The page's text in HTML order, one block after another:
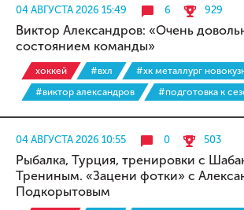
04 АВГУСТА 2026 15:49 6 929
Виктор Александров: «Очень
состоянием команды»
хоккей #вхл
#хк металлург
#виктор александров
#подготовка к
04 АВГУСТА 2026 10:55 0 503
Рыбалка, Турция, тренировки с
Трениным. «Зацени фотки» с
Подкорытовым